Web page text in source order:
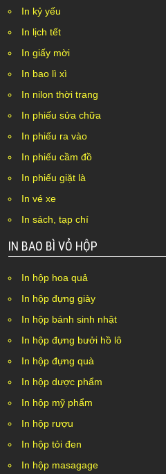
In kỷ yếu
In lịch tết
In giấy mời
In bao lì xì
In nilon thời trang
In phiếu sửa chữa
In phiếu ra vào
In phiếu cầm đồ
In phiếu giặt là
In vé xe
In sách, tạp chí
IN BAO BÌ VỎ HỘP
In hộp hoa quả
In hộp đựng giày
In hộp bánh sinh nhật
In hộp đựng bưởi hồ lô
In hộp đựng quà
In hộp dược phẩm
In hộp mỹ phẩm
In hộp rượu
In hộp tỏi đen
In hộp masagage